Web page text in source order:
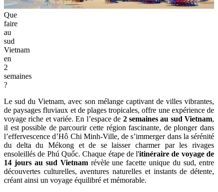
Que
faire
au
sud
Vietnam
en
2
semaines
?
Le sud du Vietnam, avec son mélange captivant de villes vibrantes,
de paysages fluviaux et de plages tropicales, offre une expérience de
voyage riche et variée. En l’espace de 2 semaines au sud Vietnam,
il est possible de parcourir cette région fascinante, de plonger dans
l’effervescence d’Hô Chi Minh-Ville, de s’immerger dans la sérénité
du delta du Mékong et de se laisser charmer par les rivages
ensoleillés de Phú Quốc. Chaque étape de l'itinéraire de voyage de
14 jours au sud Vietnamrévèle une facette unique du sud, entre
découvertes culturelles, aventures naturelles et instants de détente,
créant ainsi un voyage équilibré et mémorable.